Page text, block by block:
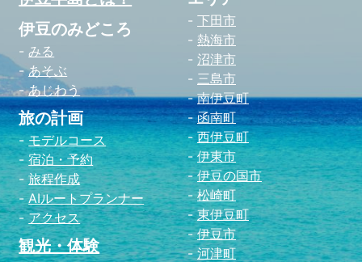
伊豆のみどころ
みる
あそぶ
あじわう
旅の計画
モデルコース
宿泊・予約
旅程作成
AIルートプランナー
アクセス
観光・体験
下田市
熱海市
沼津市
三島市
南伊豆町
函南町
西伊豆町
伊東市
伊豆の国市
松崎町
東伊豆町
伊豆市
河津町